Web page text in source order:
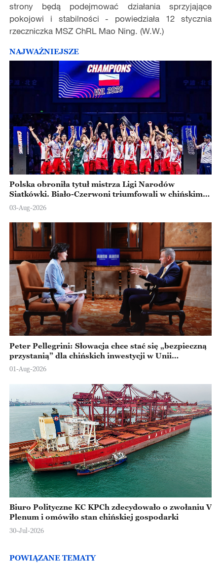
strony będą podejmować działania sprzyjające
pokojowi i stabilności - powiedziała 12 stycznia
rzeczniczka MSZ ChRL Mao Ning. (W.W.)
NAJWAŻNIEJSZE
Polska obroniła tytuł mistrza Ligi Narodów
Siatkówki. Biało-Czerwoni triumfowali w chińskim
Ningbo
03-Aug-2026
Peter Pellegrini: Słowacja chce stać się „bezpieczną
przystanią” dla chińskich inwestycji w Unii
Europejskiej
01-Aug-2026
Biuro Polityczne KC KPCh zdecydowało o zwołaniu V
Plenum i omówiło stan chińskiej gospodarki
30-Jul-2026
POWIĄZANE TEMATY